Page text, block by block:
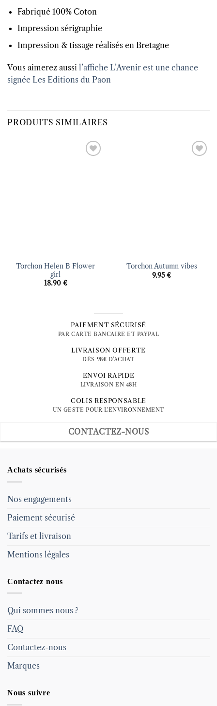
Fabriqué 100% Coton
Impression sérigraphie
Impression & tissage réalisés en Bretagne
Vous aimerez aussi l’affiche L’Avenir est une chance
signée Les Editions du Paon
PRODUITS SIMILAIRES
Torchon Helen B Flower
girl
18.90 €
Torchon Autumn vibes
9.95€
PAIEMENT SÉCURISÉ
PAR CARTE BANCAIRE ET PAYPAL
LIVRAISON OFFERTE
DÈS 98€ D'ACHAT
ENVOI RAPIDE
LIVRAISON EN 48H
COLIS RESPONSABLE
UN GESTE POUR L'ENVIRONNEMENT
CONTACTEZ-NOUS
Achats sécurisés
Nos engagements
Paiement sécurisé
Tarifs et livraison
Mentions légales
Contactez nous
Qui sommes nous ?
FAQ
Contactez-nous
Marques
Nous suivre